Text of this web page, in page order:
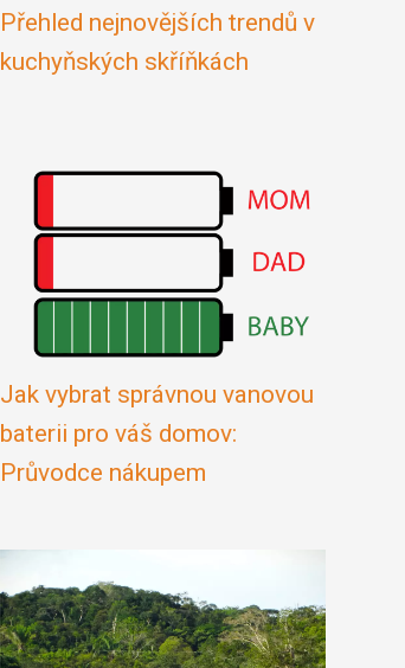
Přehled nejnovějších trendů v
kuchyňských skříňkách
Jak vybrat správnou vanovou
baterii pro váš domov:
Průvodce nákupem